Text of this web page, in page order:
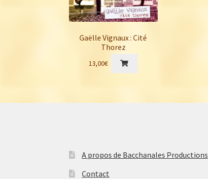
Gaëlle Vignaux : Cité
Thorez
13,00€
A propos de Bacchanales Productions
Contact